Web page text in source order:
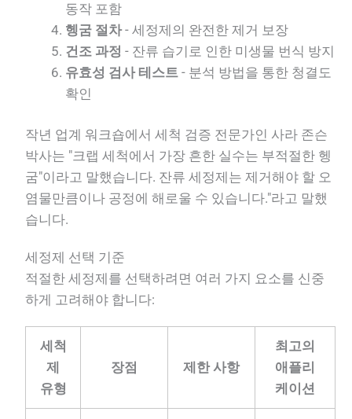
동작 포함
헹굼 절차- 세정제의 완전한 제거 보장
건조 과정 - 잔류 습기로 인한 미생물 번식 방지
유효성 검사 테스트 - 분석 방법을 통한 청결도
확인
작년 업계 워크숍에서 세척 검증 전문가인 사라 존슨
박사는 "크랩 세척에서 가장 흔한 실수는 부적절한 헹
굼"이라고 말했습니다. 잔류 세정제는 제거해야 할 오
염물만큼이나 공정에 해로울 수 있습니다."라고 말했
습니다.
세정제 선택 기준
적절한 세정제를 선택하려면 여러 가지 요소를 신중
하게 고려해야 합니다:
세척
제
유형
장점 제한 사항
최고의
애플리
케이션